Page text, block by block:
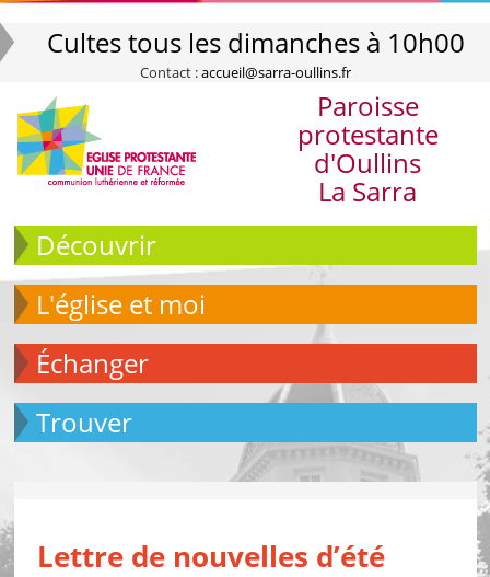
Cultes tous les dimanches à 10h00
Contact :accueil@sarra-oullins.fr
Paroisse
protestante
d'Oullins
La Sarra
Découvrir
L'église et moi
échanger
Trouver
Lettre de nouvelles d’été